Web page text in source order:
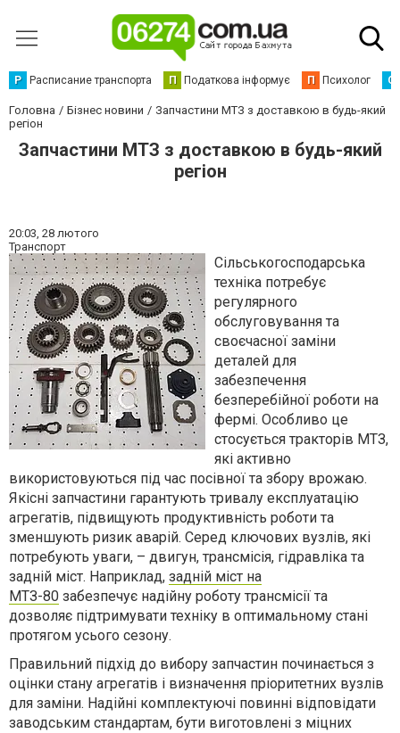
Р Расписание транспорта П Податкова інформує П Психолог С
Головна Бізнес новини
Запчастини МТЗ з доставкою в будь-який
регіон
Запчастини МТЗ з доставкою в будь-який
регіон
20:03, 28 лютого
Транспорт
Сільськогосподарська
техніка потребує
регулярного
обслуговування та
своєчасної заміни
деталей для
забезпечення
безперебійної роботи на
фермі. Особливо це
стосується тракторів МТЗ,
які активно
використовуються під час посівної та збору врожаю.
Якісні запчастини гарантують тривалу експлуатацію
агрегатів, підвищують продуктивність роботи та
зменшують ризик аварій. Серед ключових вузлів, які
потребують уваги, – двигун, трансмісія, гідравліка та
задній міст. Наприклад, задній міст на
МТЗ-80 забезпечує надійну роботу трансмісії та
дозволяє підтримувати техніку в оптимальному стані
протягом усього сезону.
Правильний підхід до вибору запчастин починається з
оцінки стану агрегатів і визначення пріоритетних вузлів
для заміни. Надійні комплектуючі повинні відповідати
заводським стандартам, бути виготовлені з міцних